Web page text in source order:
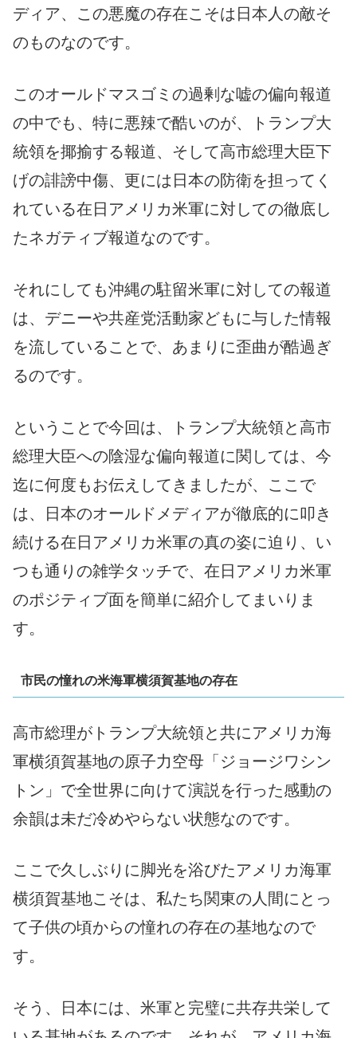
ディア、この悪魔の存在こそは日本人の敵そ
のものなのです。
このオールドマスゴミの過剰な嘘の偏向報道
の中でも、特に悪辣で酷いのが、トランプ大
統領を揶揄する報道、そして高市総理大臣下
げの誹謗中傷、更には日本の防衛を担ってく
れている在日アメリカ米軍に対しての徹底し
たネガティブ報道なのです。
それにしても沖縄の駐留米軍に対しての報道
は、デニーや共産党活動家どもに与した情報
を流していることで、あまりに歪曲が酷過ぎ
るのです。
ということで今回は、トランプ大統領と高市
総理大臣への陰湿な偏向報道に関しては、今
迄に何度もお伝えしてきましたが、ここで
は、日本のオールドメディアが徹底的に叩き
続ける在日アメリカ米軍の真の姿に迫り、い
つも通りの雑学タッチで、在日アメリカ米軍
のポジティブ面を簡単に紹介してまいりま
す。
市民の憧れの米海軍横須賀基地の存在
高市総理がトランプ大統領と共にアメリカ海
軍横須賀基地の原子力空母「ジョージワシン
トン」で全世界に向けて演説を行った感動の
余韻は未だ冷めやらない状態なのです。
ここで久しぶりに脚光を浴びたアメリカ海軍
横須賀基地こそは、私たち関東の人間にとっ
て子供の頃からの憧れの存在の基地なので
す。
そう、日本には、米軍と完璧に共存共栄して